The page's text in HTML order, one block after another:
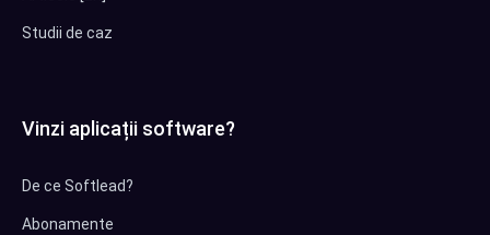
Studii de caz
Vinzi aplicații software?
De ce Softlead?
Abonamente